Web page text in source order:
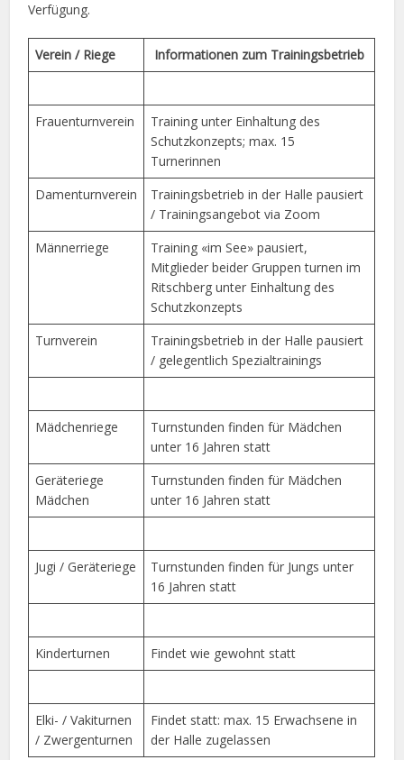
Verfügung.
Verein / Riege Informationen zum Trainingsbetrieb
Frauenturnverein
Training unter Einhaltung des
Schutzkonzepts; max. 15
Turnerinnen
Damenturnverein
Trainingsbetrieb in der Halle pausiert
/ Trainingsangebot via Zoom
Männerriege
Training «im See» pausiert,
Mitglieder beider Gruppen turnen im
Ritschberg unter Einhaltung des
Schutzkonzepts
Turnverein
Trainingsbetrieb in der Halle pausiert
/ gelegentlich Spezialtrainings
Mädchenriege
Turnstunden finden für Mädchen
unter 16 Jahren statt
Geräteriege
Mädchen
Turnstunden finden für Mädchen
unter 16 Jahren statt
Jugi / Geräteriege
Turnstunden finden für Jungs unter
16 Jahren statt
Kinderturnen Findet wie gewohnt statt
Elki- / Vakiturnen
/ Zwergenturnen
Findet statt: max. 15 Erwachsene in
der Halle zugelassen